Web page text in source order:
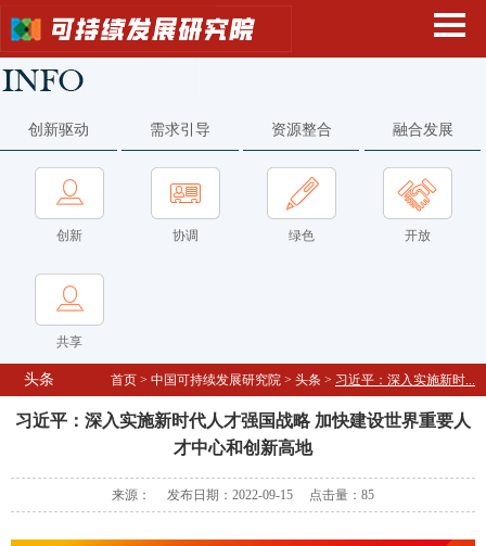
创新驱动 需求引导 资源整合 融合发展
创新 协调 绿色 开放
共享
首页 > 中国可持续发展研究院 > 头条 > 习近平：深入实施新时...
头条
习近平：深入实施新时代人才强国战略 加快建设世界重要人
才中心和创新高地
来源： 发布日期：2022-09-15 点击量： 85